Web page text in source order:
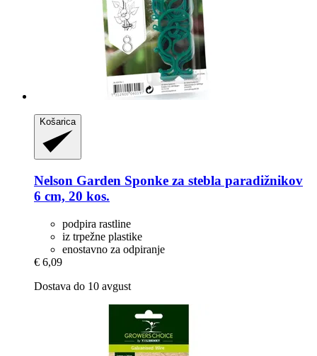
Košarica
Nelson Garden Sponke za stebla paradižnikov
6 cm, 20 kos.
podpira rastline
iz trpežne plastike
enostavno za odpiranje
€ 6,09
Dostava do 10 avgust